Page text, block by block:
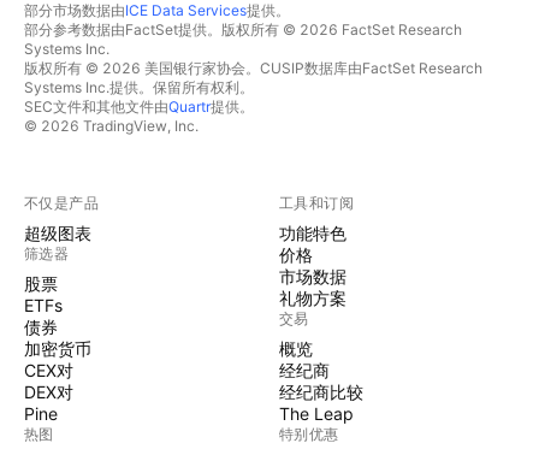
部分市场数据由ICE Data Services提供。
部分参考数据由FactSet提供。版权所有 © 2026 FactSet Research
Systems Inc.
版权所有 © 2026 美国银行家协会。CUSIP数据库由FactSet Research
Systems Inc.提供。保留所有权利。
SEC文件和其他文件由Quartr提供。
© 2026 TradingView, Inc.
不仅是产品
超级图表
筛选器
股票
ETFs
债券
加密货币
CEX对
DEX对
Pine
热图
工具和订阅
功能特色
价格
市场数据
礼物方案
交易
概览
经纪商
经纪商比较
The Leap
特别优惠